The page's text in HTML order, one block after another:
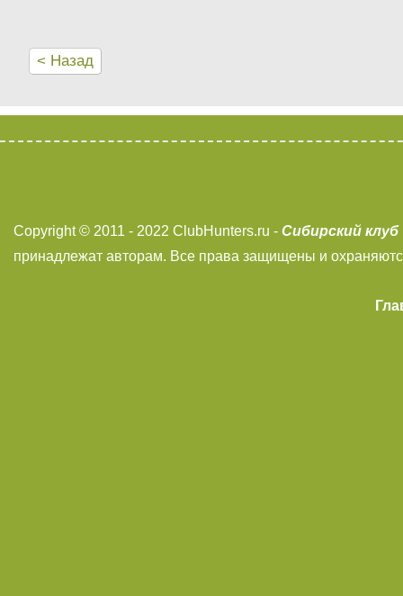
< Назад
Copyright © 2011 - 2022 ClubHunters.ru - Сибирский
принадлежат авторам. Все права защищены и